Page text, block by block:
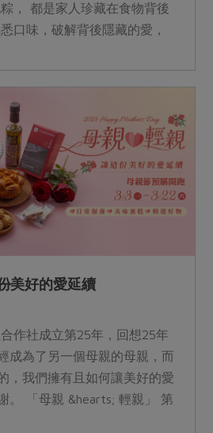
， 都是家人珍藏在食物背後
口味，破解背後隱藏的愛，
美好的愛延續
作社成立第25年，回想25年
成為了另一個母親的母親，而
，我們擁有且如何讓美好的愛
。 「母親 &hearts; 輕親」 第